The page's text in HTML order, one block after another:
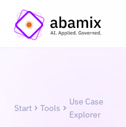
Start Tools
Use Case
Explorer